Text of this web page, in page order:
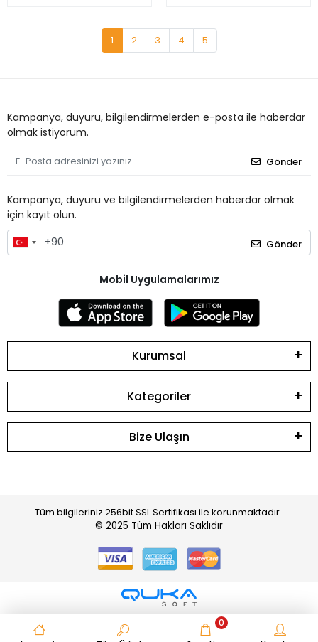
1 2 3 4 5
Kampanya, duyuru, bilgilendirmelerden e-posta ile haberdar
olmak istiyorum.
Gönder
Kampanya, duyuru ve bilgilendirmelerden haberdar olmak
için kayıt olun.
Gönder
Mobil Uygulamalarımız
Kurumsal
Kategoriler
Bize Ulaşın
Tüm bilgileriniz 256bit SSL Sertifikası ile korunmaktadır.
© 2025 Tüm Hakları Saklıdır
0